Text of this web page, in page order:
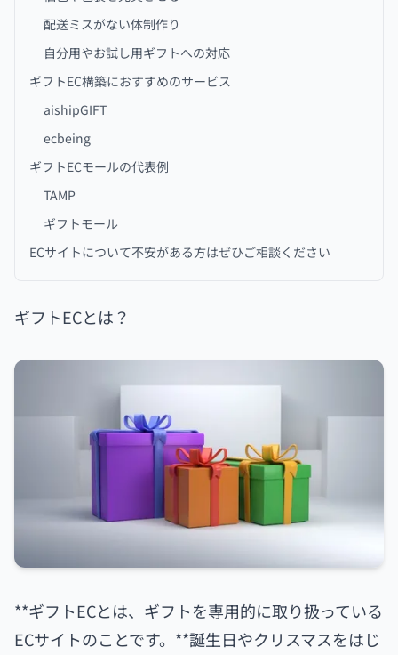
配送ミスがない体制作り
自分用やお試し用ギフトへの対応
ギフトEC構築におすすめのサービス
aishipGIFT
ecbeing
ギフトECモールの代表例
TAMP
ギフトモール
ECサイトについて不安がある方はぜひご相談ください
ギフトECとは？
**ギフトECとは、ギフトを専用的に取り扱っている
ECサイトのことです。**誕生日やクリスマスをはじ